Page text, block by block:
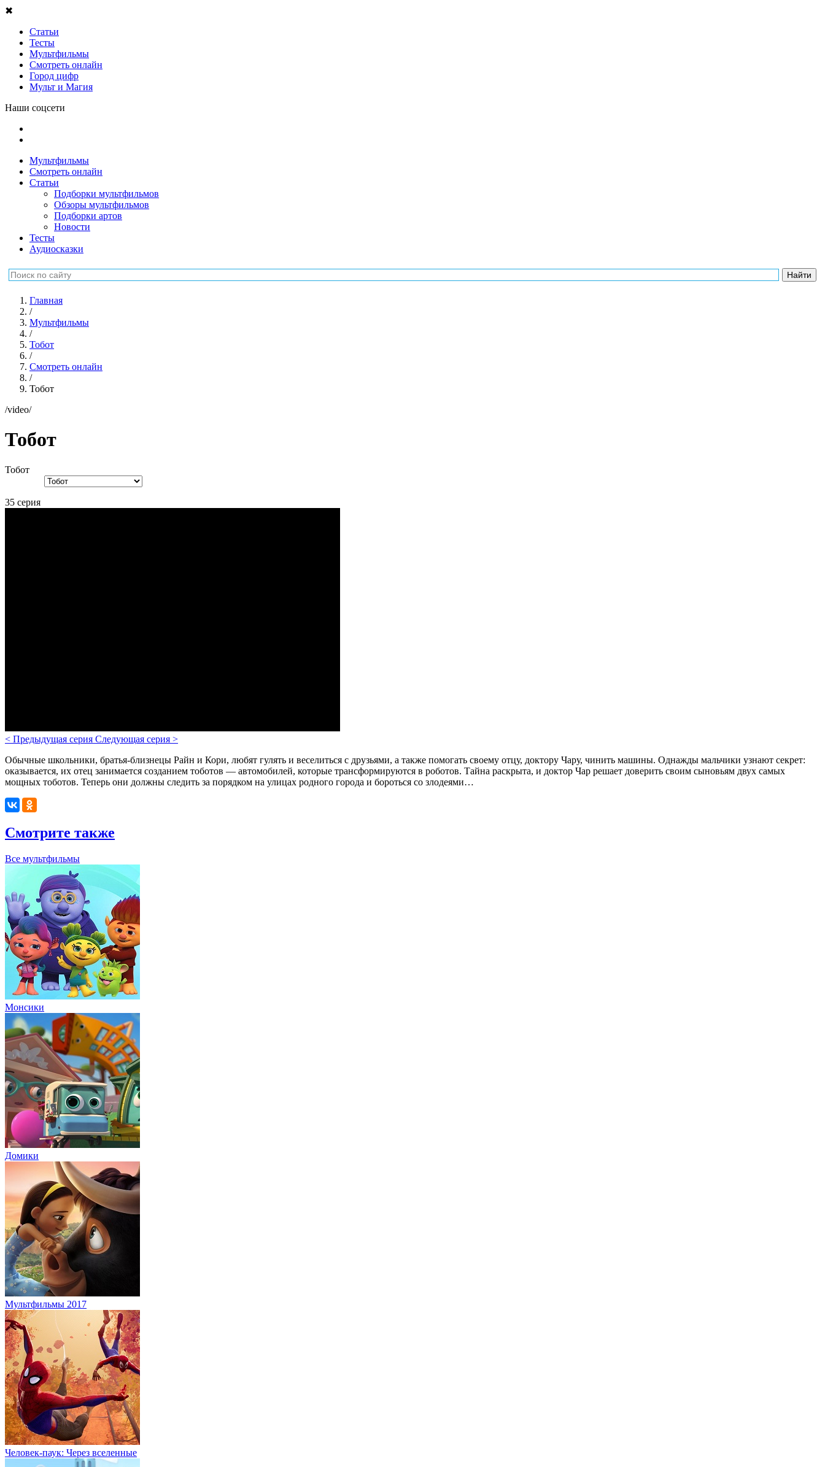
✖
Статьи
Тесты
Мультфильмы
Смотреть онлайн
Город цифр
Мульт и Магия
Наши соцсети
Мультфильмы
Смотреть онлайн
Статьи
Подборки мультфильмов
Обзоры мультфильмов
Подборки артов
Новости
Тесты
Аудиосказки
Главная
/
Мультфильмы
/
Тобот
/
Смотреть онлайн
/
Тобот
/video/
Тобот
Тобот
35 серия
< Предыдущая серия Следующая серия >
Обычные школьники, братья-близнецы Райн и Кори, любят гулять и веселиться с друзьями, а также помогать своему отцу, доктору Чару, чинить машины. Однажды мальчики узнают секрет:
оказывается, их отец занимается созданием тоботов — автомобилей, которые трансформируются в роботов. Тайна раскрыта, и доктор Чар решает доверить своим сыновьям двух самых
мощных тоботов. Теперь они должны следить за порядком на улицах родного города и бороться со злодеями…
Смотрите также
Все мультфильмы
Монсики
Домики
Мультфильмы 2017
Человек-паук: Через вселенные